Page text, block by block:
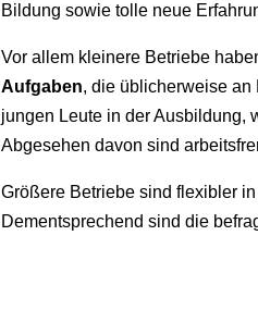
Bildung sowie tolle neue
Vor allem kleinere Betriebe
Aufgaben, die üblicherweise
jungen Leute in der Ausbildung,
Abgesehen davon sind
Größere Betriebe sind flexibler
Dementsprechend sind die